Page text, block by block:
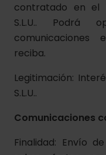
contratado en el
S.L.U.. Podrá
comunicaciones
reciba.
Legitimación:
S.L.U..
Comunicaciones
Finalidad: Envío